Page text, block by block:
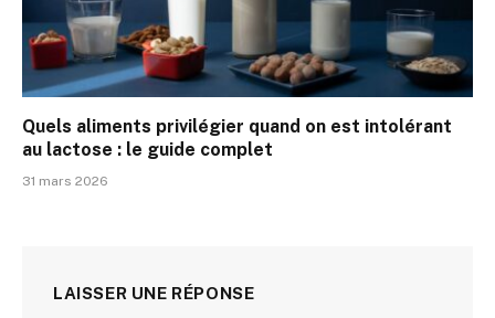
Quels aliments privilégier quand on est intolérant
au lactose : le guide complet
31 mars 2026
LAISSER UNE RÉPONSE